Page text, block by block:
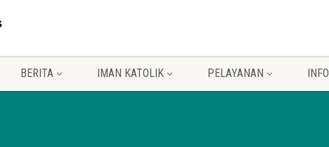
BERITA IMAN KATOLIK PELAYANAN